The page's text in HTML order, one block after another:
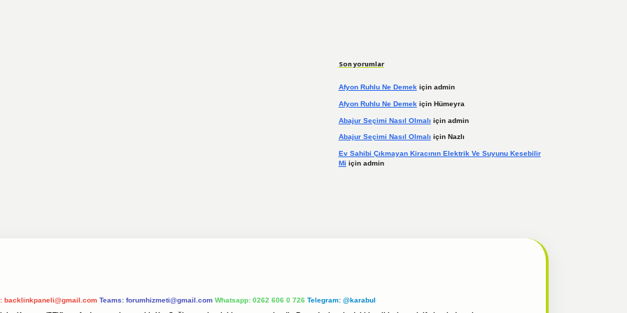
Son yorumlar
Afyon Ruhlu Ne Demekiçin admin
Afyon Ruhlu Ne Demek için Hümeyra
Abajur Seçimi Nasıl Olmalı için admin
Abajur Seçimi Nasıl Olmalı için Nazlı
Ev Sahibi Çıkmayan Kiracının Elektrik Ve Suyunu Kesebilir
Mi için admin
backlinkpaneli@gmail.com Teams: forumhizmeti@gmail.com Whatsapp: 0262 606 0 726 Telegram: @karabul